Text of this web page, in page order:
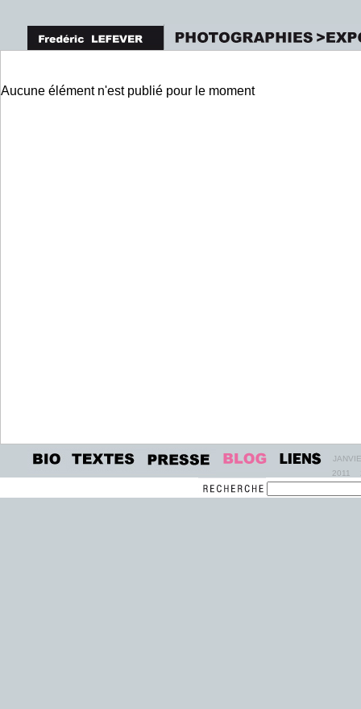
Aucune élément n'est publié pour le moment
2011